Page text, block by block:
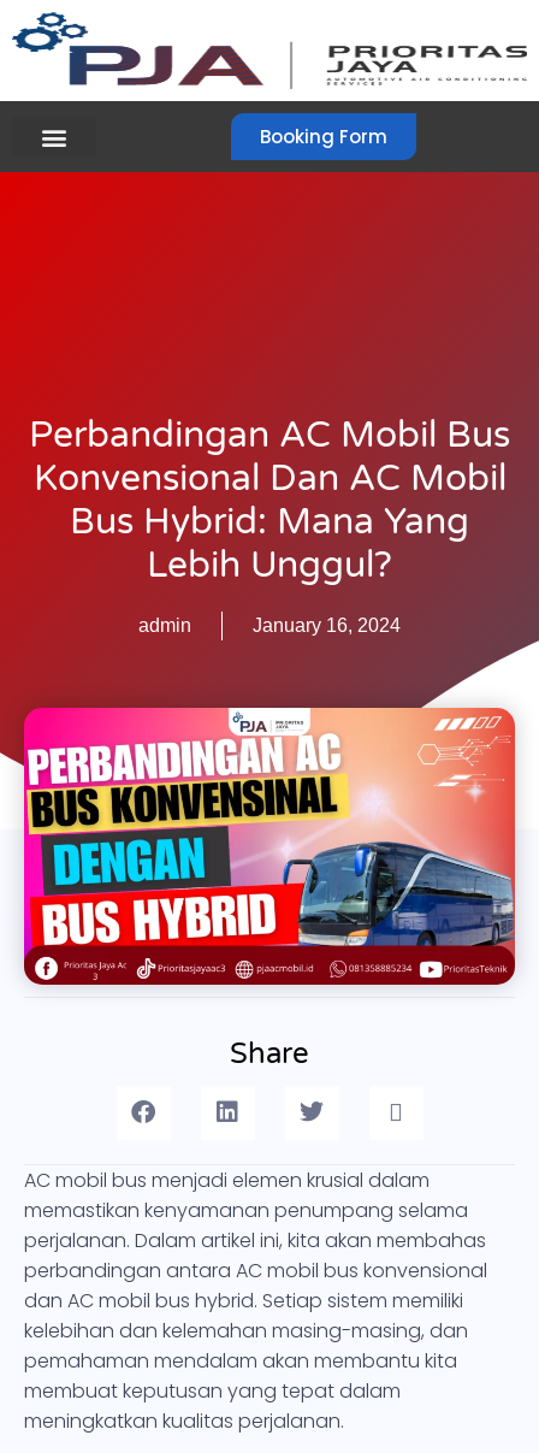
Booking Form
Perbandingan AC Mobil Bus
Konvensional Dan AC Mobil
Bus Hybrid: Mana Yang
Lebih Unggul?
admin January 16, 2024
Share
AC mobil bus menjadi elemen krusial dalam
memastikan kenyamanan penumpang selama
perjalanan. Dalam artikel ini, kita akan membahas
perbandingan antara AC mobil bus konvensional
dan AC mobil bus hybrid. Setiap sistem memiliki
kelebihan dan kelemahan masing-masing, dan
pemahaman mendalam akan membantu kita
membuat keputusan yang tepat dalam
meningkatkan kualitas perjalanan.